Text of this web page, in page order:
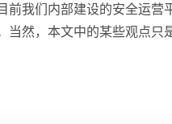
我们内部建设的安全运
然，本文中的某些观点